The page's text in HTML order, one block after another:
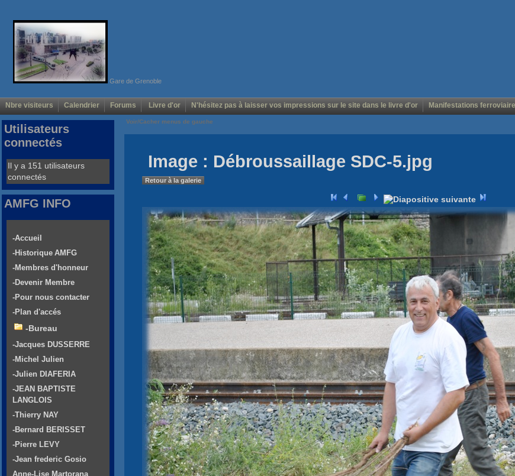
Gare de Grenoble
Nbre visiteurs Calendrier Forums Livre d'or N'hésitez pas à laisser vos impressions sur le site dans le livre d'or Manifestations
Voir/Cacher menus de gauche
Image : Débroussaillage SDC-5.jpg
Retour à la galerie
Utilisateurs
connectés
Il y a 151 utilisateurs
connectés
AMFG INFO
-Accueil
-Historique AMFG
-Membres d'honneur
-Devenir Membre
-Pour nous contacter
-Plan d'accés
-Bureau
-Jacques DUSSERRE
-Michel Julien
-Julien DIAFERIA
-JEAN BAPTISTE
LANGLOIS
-Thierry NAY
-Bernard BERISSET
-Pierre LEVY
-Jean frederic Gosio
Anne-Lise Martorana